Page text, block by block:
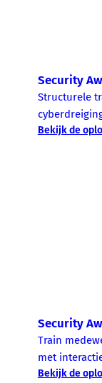
Security
Structurele
te leren.
Bekijk de
Security
Train
met
compliance-
Bekijk de